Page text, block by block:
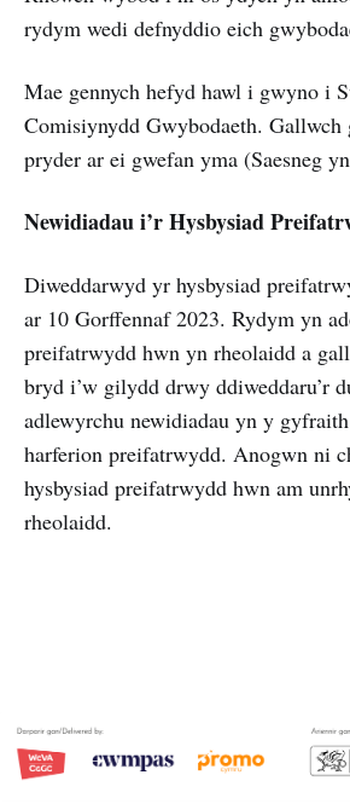
rydym wedi defnyddio eich
Mae gennych hefyd hawl i gwyno i
Comisiynydd Gwybodaeth.
pryder ar ei gwefan yma (Saesneg
Newidiadau i’r Hysbysiad
Diweddarwyd yr hysbysiad
ar 10 Gorffennaf 2023. Rydym yn
preifatrwydd hwn yn rheolaidd a
bryd i’w gilydd drwy ddiweddaru’r
adlewyrchu newidiadau yn y
harferion preifatrwydd. Anogwn ni
hysbysiad preifatrwydd hwn am
rheolaidd.